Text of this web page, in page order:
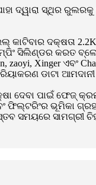
ଦ୍ୱାରା ସ୍ଥିର ରୁଲରକୁ
ଦକ୍ଷତା
ସିଲିଣ୍ଡର କରତ
Xinger ଏବଂ
ଡାଟା
ଦେବା ପାଇଁ ଫେଜ୍
ଫିଲ୍ଟରିଂର ଭୂମିକା
ସମୟରେ